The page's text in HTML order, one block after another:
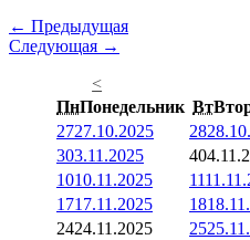
← Предыдущая
Следующая →
<
ПнПонедельник Вт
2727.10.2025 28
303.11.2025 4
1010.11.2025 11
1717.11.2025 18
2424.11.2025 25